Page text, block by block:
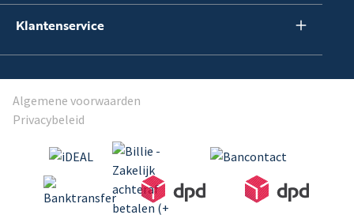
Klantenservice
Algemene voorwaarden
Privacybeleid